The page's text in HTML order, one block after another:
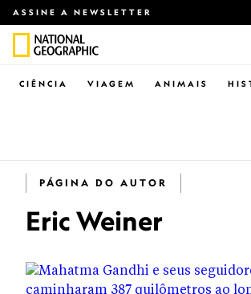
ASSINE A NEWSLETTER
CIÊNCIA VIAGEM ANIMAIS
PÁGINA DO AUTOR
Eric Weiner